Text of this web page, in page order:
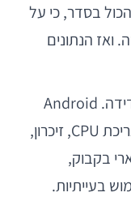
בסדר, כי על
הנתונים
לכן אופטימיזציה רצינית מתחילה במדידה. Android
Profiler מאפשר לראות בזמן אמת צריכת CPU, זיכרון,
בקבוק,
בעייתיות.